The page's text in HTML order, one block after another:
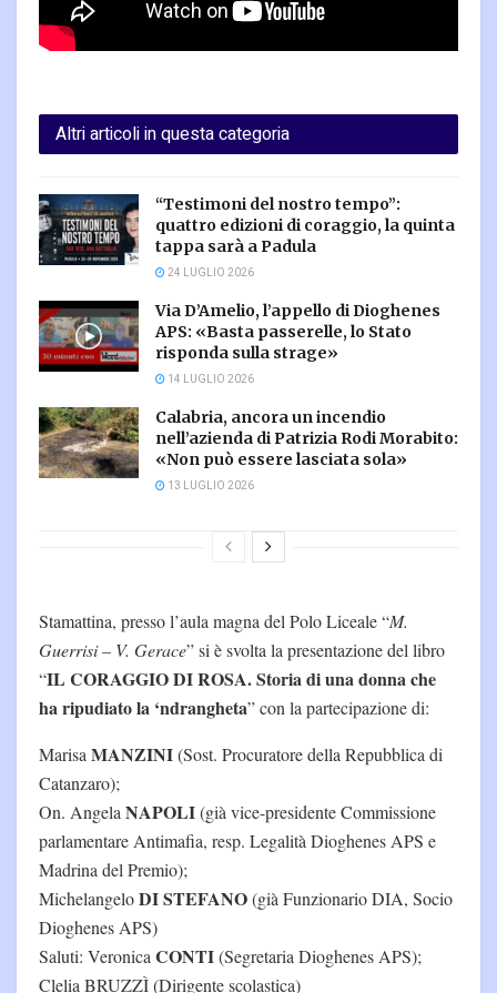
Altri articoli in questa categoria
“Testimoni del nostro tempo”:
quattro edizioni di coraggio, la quinta
tappa sarà a Padula
24 LUGLIO 2026
Via D’Amelio, l’appello di Dioghenes
APS: «Basta passerelle, lo Stato
risponda sulla strage»
14 LUGLIO 2026
Calabria, ancora un incendio
nell’azienda di Patrizia Rodi Morabito:
«Non può essere lasciata sola»
13 LUGLIO 2026
Stamattina, presso l’aula magna del Polo Liceale “M.
Guerrisi – V. Gerace” si è svolta la presentazione del libro
“IL CORAGGIO DI ROSA. Storia di una donna che
ha ripudiato la ‘ndrangheta” con la partecipazione di:
Marisa MANZINI(Sost. Procuratore della Repubblica di
Catanzaro);
On. Angela NAPOLI(già vice-presidente Commissione
parlamentare Antimafia, resp. Legalità Dioghenes APS e
Madrina del Premio);
MichelangeloDI STEFANO(già Funzionario DIA, Socio
Dioghenes APS)
Saluti: Veronica CONTI(Segretaria Dioghenes APS);
Clelia BRUZZÌ (Dirigente scolastica)